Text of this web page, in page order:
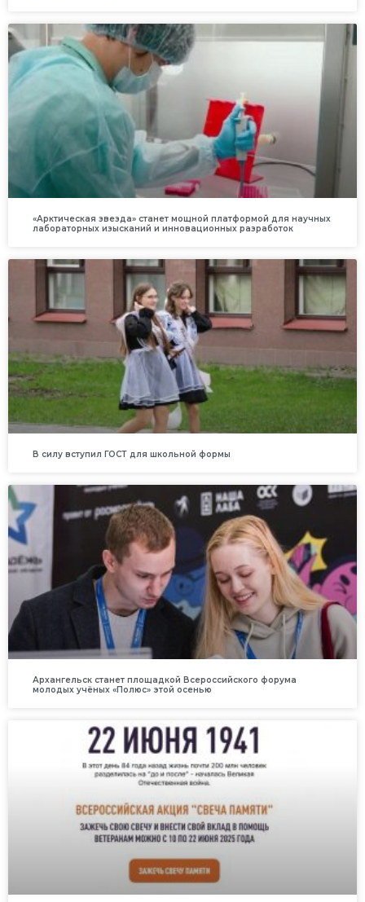
«Арктическая звезда» станет мощной платформой для научных
лабораторных изысканий и инновационных разработок
В силу вступил ГОСТ для школьной формы
Архангельск станет площадкой Всероссийского форума
молодых учёных «Полюс» этой осенью